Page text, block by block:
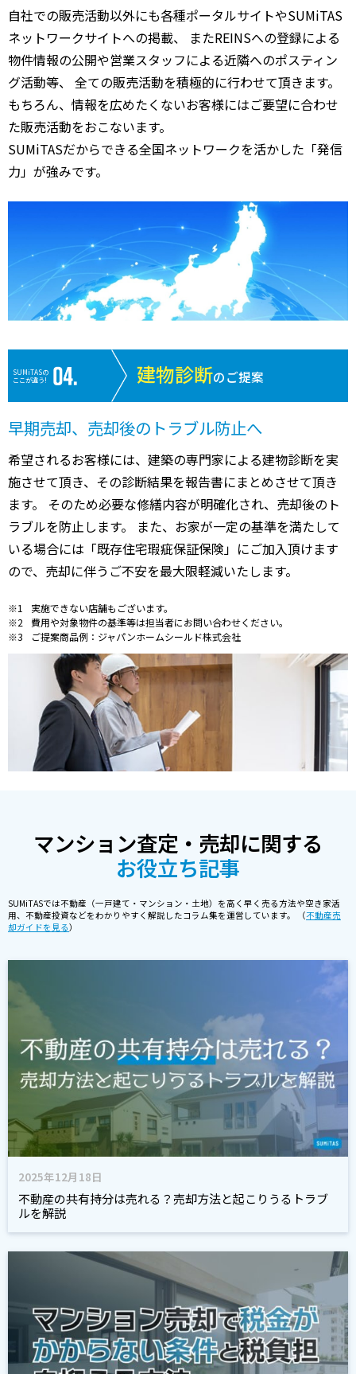
自社での販売活動以外にも各種ポータルサイトやSUMiTAS
ネットワークサイトへの掲載、 またREINSへの登録による
物件情報の公開や営業スタッフによる近隣へのポスティン
グ活動等、 全ての販売活動を積極的に行わせて頂きます。
もちろん、情報を広めたくないお客様にはご要望に合わせ
た販売活動をおこないます。
SUMiTASだからできる全国ネットワークを活かした「発信
力」が強みです。
SUMiTASの
ここが違う!
建物診断のご提案
早期売却、売却後のトラブル防止へ
希望されるお客様には、建築の専門家による建物診断を実
施させて頂き、その診断結果を報告書にまとめさせて頂き
ます。 そのため必要な修繕内容が明確化され、売却後のト
ラブルを防止します。 また、お家が一定の基準を満たして
いる場合には「既存住宅瑕疵保証保険」にご加入頂けます
ので、売却に伴うご不安を最大限軽減いたします。
実施できない店舗もございます。
費用や対象物件の基準等は担当者にお問い合わせください。
ご提案商品例：ジャパンホームシールド株式会社
マンション査定・売却に関する
お役立ち記事
SUMiTASでは不動産（一戸建て・マンション・土地）を高く早く売る方法や空き家活
用、不動産投資などをわかりやすく解説したコラム集を運営しています。 （不動産売
却ガイドを見る）
2025年12月18日
不動産の共有持分は売れる？売却方法と起こりうるトラブ
ルを解説